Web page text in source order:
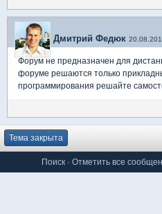
Дмитрий Федюк
Форум не предназначен для
форуме решаются только
программирования решайте
Тема закрыта
Поиск· Отметить все